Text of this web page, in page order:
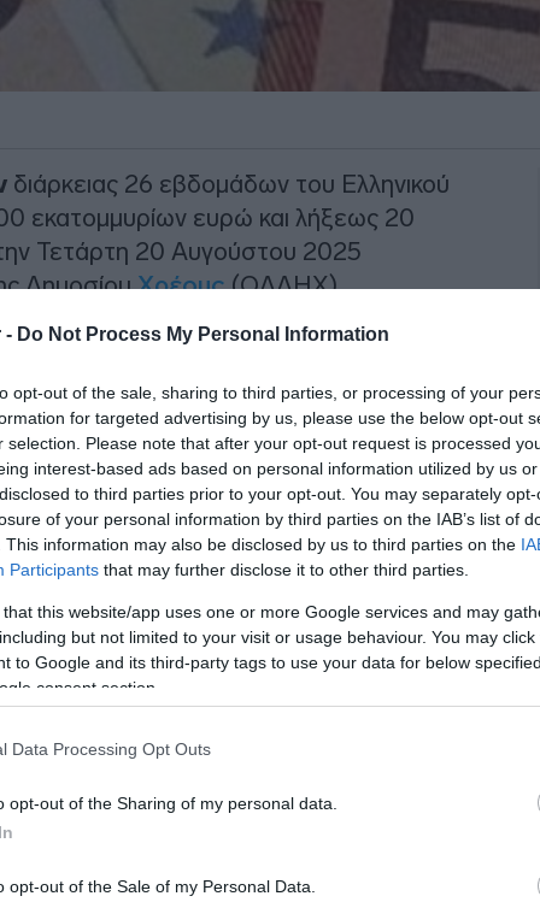
- Do Not Process My Personal Information
opt-out of the sale, sharing to third parties, or processing of your
for targeted advertising by us, please use the below opt-out
selection. Please note that after your opt-out request is processed
interest-based ads based on personal information utilized by us
to third parties prior to your opt-out. You may separately
of your personal information by third parties on the IAB’s list of
This information may also be disclosed by us to third parties on the
Participants that may further disclose it to other third parties.
that this website/app uses one or more Google services and may
but not limited to your visit or usage behaviour. You may
to Google and its third-party tags to use your data for below
consent section.
Data Processing Opt Outs
opt-out of the Sharing of my personal data.
opt-out of the Sale of my Personal Data.
διάρκειας 26 εβδομάδων του Ελληνικού
εκατομμυρίων ευρώ και λήξεως 20
Τετάρτη 20 Αυγούστου 2025
ΔημοσίουΧρέους(ΟΔΔΗΧ).
) θα είναι η Παρασκευή 22
εντόκων υπολογίζονται με χρονική
προσφορές από τους Βασικούς
σύμφωνα με τη διαδικασία που
τους.